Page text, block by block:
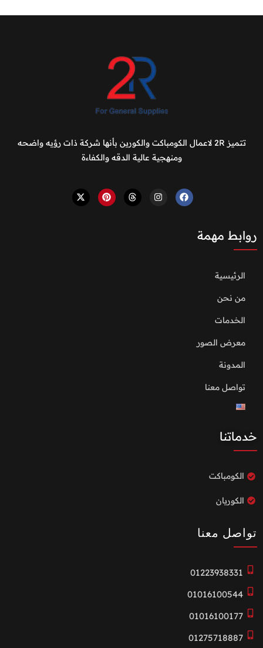
تتميز 2R لاعمال الكومباكت والكورين بأنها شركة ذات رؤيه واضحه
ومنهجية عالية الدقه والكفاءة
روابط مهمة
الرئيسية
من نحن
الخدمات
معرض الصور
المدونة
تواصل معنا
خدماتنا
الكومباكت
الكوريان
تواصل معنا
01223938331
01016100544
01016100177
01275718887